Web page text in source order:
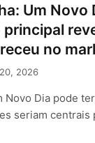
Um Novo
no
2026
Novo Dia pode
seriam